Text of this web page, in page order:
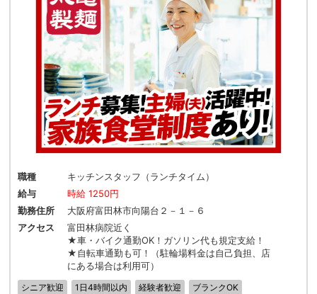
職種
キッチンスタッフ（ランチタイム）
給与
時給 1250円
勤務住所
大阪府富田林市向陽台２－１－６
アクセス
富田林病院近く
★車・バイク通勤OK！ガソリン代も規定支給！
★自転車通勤も可！（駐輪場料金は自己負担、店
にある場合は利用可）
シニア歓迎 1日4時間以内 経験者歓迎
ブランクOK